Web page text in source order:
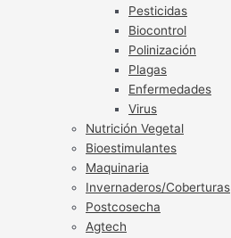
Pesticidas
Biocontrol
Polinización
Plagas
Enfermedades
Virus
Nutrición Vegetal
Bioestimulantes
Maquinaria
Invernaderos/Coberturas
Postcosecha
Agtech